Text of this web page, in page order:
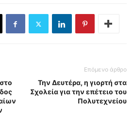
Επόμενο άρθρο
Την Δευτέρα, η γιορτή στα
Σχολεία για την επέτειο του
Πολυτεχνείου